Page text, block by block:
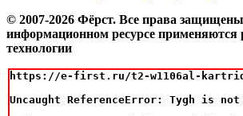
© 2007-2026 Фёрст. Все права
информационном ресурсе применяются
технологии
https://e-first.ru/t2-w1106al-
Uncaught ReferenceError: Tygh is not